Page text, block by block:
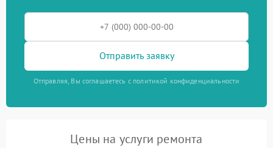
Отправить заявку
Отправляя, Вы соглашаетесь с политикой конфиденциальности
Цены на услуги ремонта